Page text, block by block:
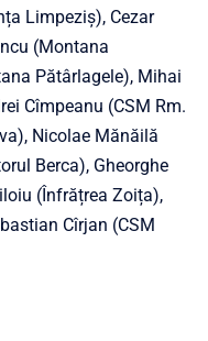
Limpeziș), Cezar
(Montana
Pătârlagele), Mihai
Cîmpeanu (CSM Rm.
Nicolae Mănăilă
Berca), Gheorghe
(Înfrățrea Zoița),
Cîrjan (CSM